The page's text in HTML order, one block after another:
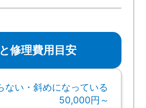
修理費用目安
ない・斜めになっている
50,000円～